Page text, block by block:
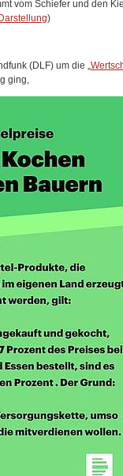
vom Schiefer und den
)
(DLF) um die „
ging,